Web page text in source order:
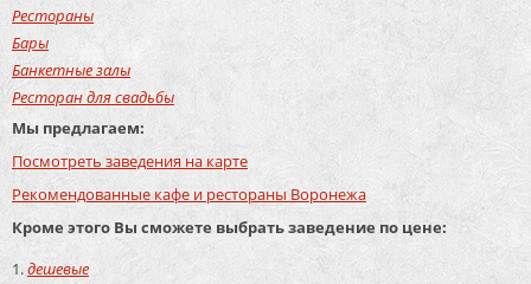
Рестораны
Бары
Банкетные залы
Ресторан для свадьбы
Мы предлагаем:
Посмотреть заведения на карте
Рекомендованные кафе и рестораны Воронежа
Кроме этого Вы сможете выбрать заведение по цене:
дешевые